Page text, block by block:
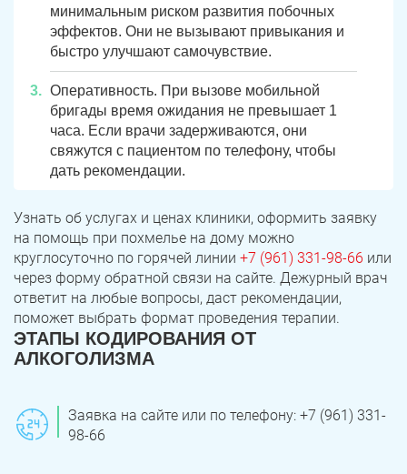
минимальным риском развития побочных
эффектов. Они не вызывают привыкания и
быстро улучшают самочувствие.
Оперативность. При вызове мобильной
бригады время ожидания не превышает 1
часа. Если врачи задерживаются, они
свяжутся с пациентом по телефону, чтобы
дать рекомендации.
Узнать об услугах и ценах клиники, оформить заявку
на помощь при похмелье на дому можно
круглосуточно по горячей линии +7 (961) 331-98-66 или
через форму обратной связи на сайте. Дежурный врач
ответит на любые вопросы, даст рекомендации,
поможет выбрать формат проведения терапии.
ЭТАПЫ КОДИРОВАНИЯ ОТ
АЛКОГОЛИЗМА
Заявка на сайте или по телефону: +7 (961) 331-
98-66